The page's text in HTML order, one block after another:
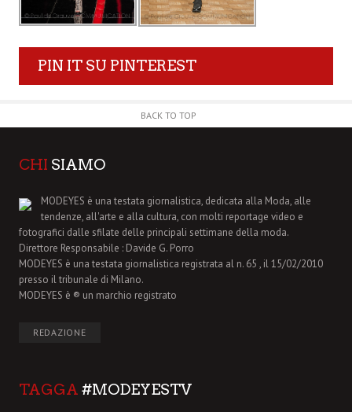
PIN IT SU PINTEREST
BACK TO TOP
CHI SIAMO
MODEYES è una testata giornalistica, dedicata alla Moda, alle
tendenze, all'arte e alla cultura, con molti reportage video e
fotografici dalle sfilate delle principali settimane della moda.
Direttore Responsabile : Davide G. Porro
MODEYES è una testata giornalistica registrata al n. 65 , il 15/02/2010
presso il tribunale di Milano.
MODEYES è ® un marchio registrato
REDAZIONE
TAGGA #MODEYESTV